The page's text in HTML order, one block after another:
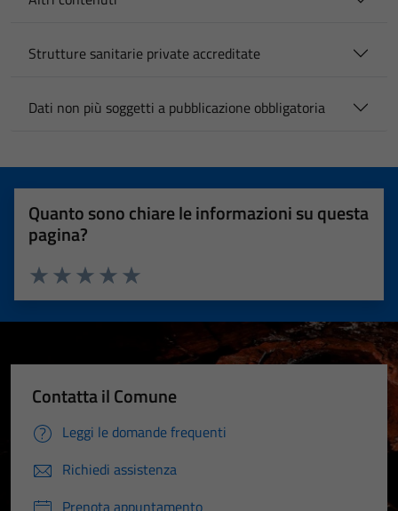
Strutture sanitarie private accreditate
Dati non più soggetti a pubblicazione obbligatoria
Quanto sono chiare le informazioni su questa
pagina?
Valuta 5 stelle su 5
Valuta 4 stelle su 5
Valuta 3 stelle su 5
Valuta 2 stelle su 5
Valuta 1 stelle su 5
Contatta il Comune
Leggi le domande frequenti
Richiedi assistenza
Prenota appuntamento